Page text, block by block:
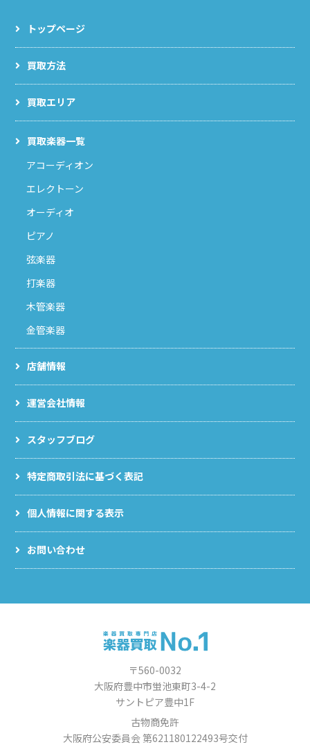
トップページ
買取方法
買取エリア
買取楽器一覧
アコーディオン
エレクトーン
オーディオ
ピアノ
弦楽器
打楽器
木管楽器
金管楽器
店舗情報
運営会社情報
スタッフブログ
特定商取引法に基づく表記
個人情報に関する表示
お問い合わせ
〒560-0032
大阪府豊中市蛍池東町3-4-2
サントピア豊中1F
古物商免許
大阪府公安委員会 第621180122493号交付